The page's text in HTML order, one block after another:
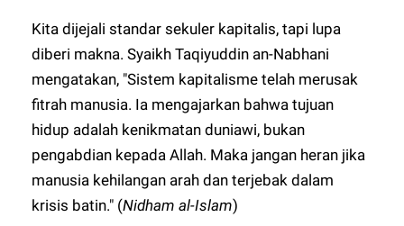
Kita dijejali standar sekuler kapitalis, tapi lupa
diberi makna. Syaikh Taqiyuddin an-Nabhani
mengatakan, "Sistem kapitalisme telah merusak
fitrah manusia. Ia mengajarkan bahwa tujuan
hidup adalah kenikmatan duniawi, bukan
pengabdian kepada Allah. Maka jangan heran jika
manusia kehilangan arah dan terjebak dalam
krisis batin." (Nidham al-Islam)